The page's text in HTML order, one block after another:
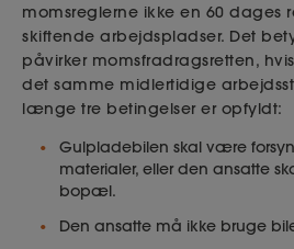
momsreglerne ikke en 60 dages
skiftende arbejdspladser. Det
påvirker momsfradragsretten,
det samme midlertidige
længe tre betingelser er opfyldt:
Gulpladebilen skal være
materialer, eller den ansatte
bopæl.
Den ansatte må ikke bruge